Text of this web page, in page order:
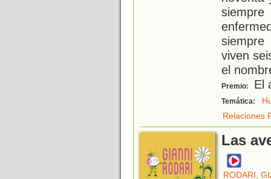
viven
el
Premio: El
Temática:
Relaciones
Las
RODARI,